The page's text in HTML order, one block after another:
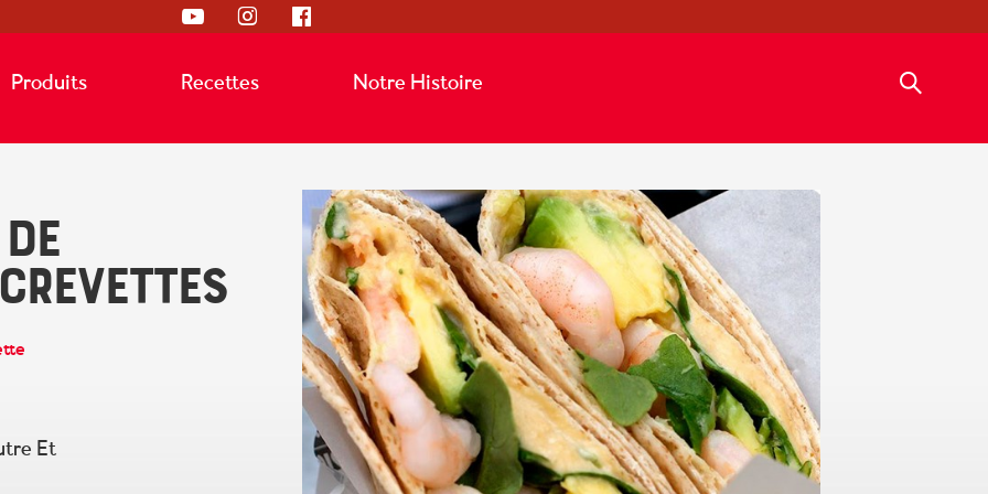
Produits Recettes Notre Histoire
Et